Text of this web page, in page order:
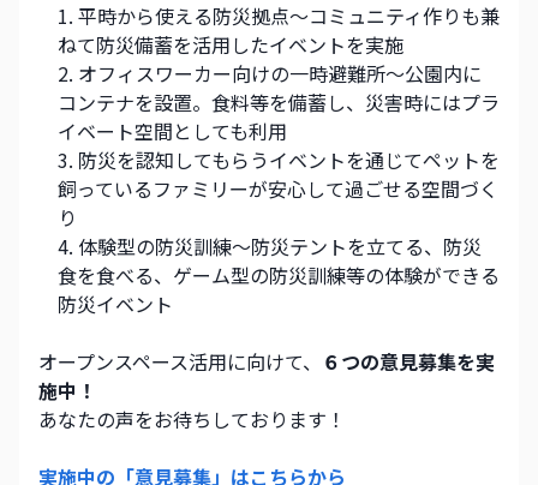
平時から使える防災拠点～コミュニティ作りも兼
ねて防災備蓄を活用したイベントを実施
オフィスワーカー向けの一時避難所～公園内に
コンテナを設置。食料等を備蓄し、災害時にはプラ
イベート空間としても利用
防災を認知してもらうイベントを通じてペットを
飼っているファミリーが安心して過ごせる空間づく
り
体験型の防災訓練～防災テントを立てる、防災
食を食べる、ゲーム型の防災訓練等の体験ができる
防災イベント
オープンスペース活用に向けて、 ６つの意見募集を実
施中！
あなたの声をお待ちしております！
実施中の「意見募集」はこちらから